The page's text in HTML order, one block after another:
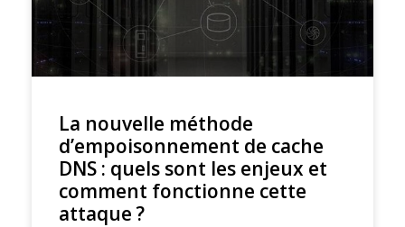
La nouvelle méthode
d’empoisonnement de cache
DNS : quels sont les enjeux et
comment fonctionne cette
attaque ?